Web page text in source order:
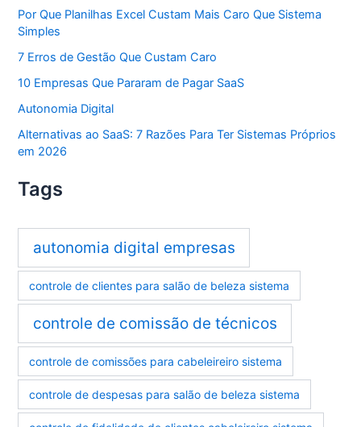
Por Que Planilhas Excel Custam Mais Caro Que Sistema
Simples
7 Erros de Gestão Que Custam Caro
10 Empresas Que Pararam de Pagar SaaS
Autonomia Digital
Alternativas ao SaaS: 7 Razões Para Ter Sistemas Próprios
em 2026
Tags
autonomia digital empresas
controle de clientes para salão de beleza sistema
controle de comissão de técnicos
controle de comissões para cabeleireiro sistema
controle de despesas para salão de beleza sistema